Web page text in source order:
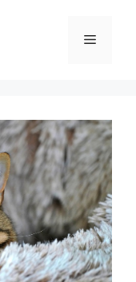
Menu